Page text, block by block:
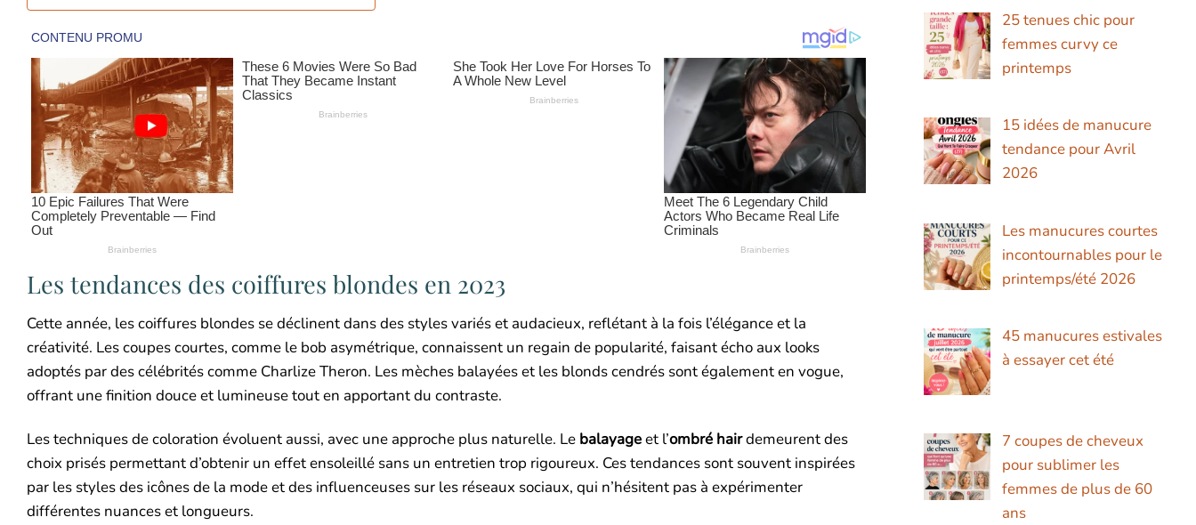
Les tendances des coiffures blondes en 2023
Cette année, les coiffures blondes se déclinent dans des styles variés et audacieux, reflétant à la fois l’élégance et la
créativité. Les coupes courtes, comme le bob asymétrique, connaissent un regain de popularité, faisant écho aux looks
adoptés par des célébrités comme Charlize Theron. Les mèches balayées et les blonds cendrés sont également en vogue,
offrant une finition douce et lumineuse tout en apportant du contraste.
Les techniques de coloration évoluent aussi, avec une approche plus naturelle. Le balayageet l’ombré hairdemeurent des
choix prisés permettant d’obtenir un effet ensoleillé sans un entretien trop rigoureux. Ces tendances sont souvent inspirées
par les styles des icônes de la mode et des influenceuses sur les réseaux sociaux, qui n’hésitent pas à expérimenter
différentes nuances et longueurs.
25 tenues chic pour
femmes curvy ce
printemps
15 idées de manucure
tendance pour Avril
2026
Les manucures courtes
incontournables pour le
printemps/été 2026
45 manucures estivales
à essayer cet été
7 coupes de cheveux
pour sublimer les
femmes de plus de 60
ans